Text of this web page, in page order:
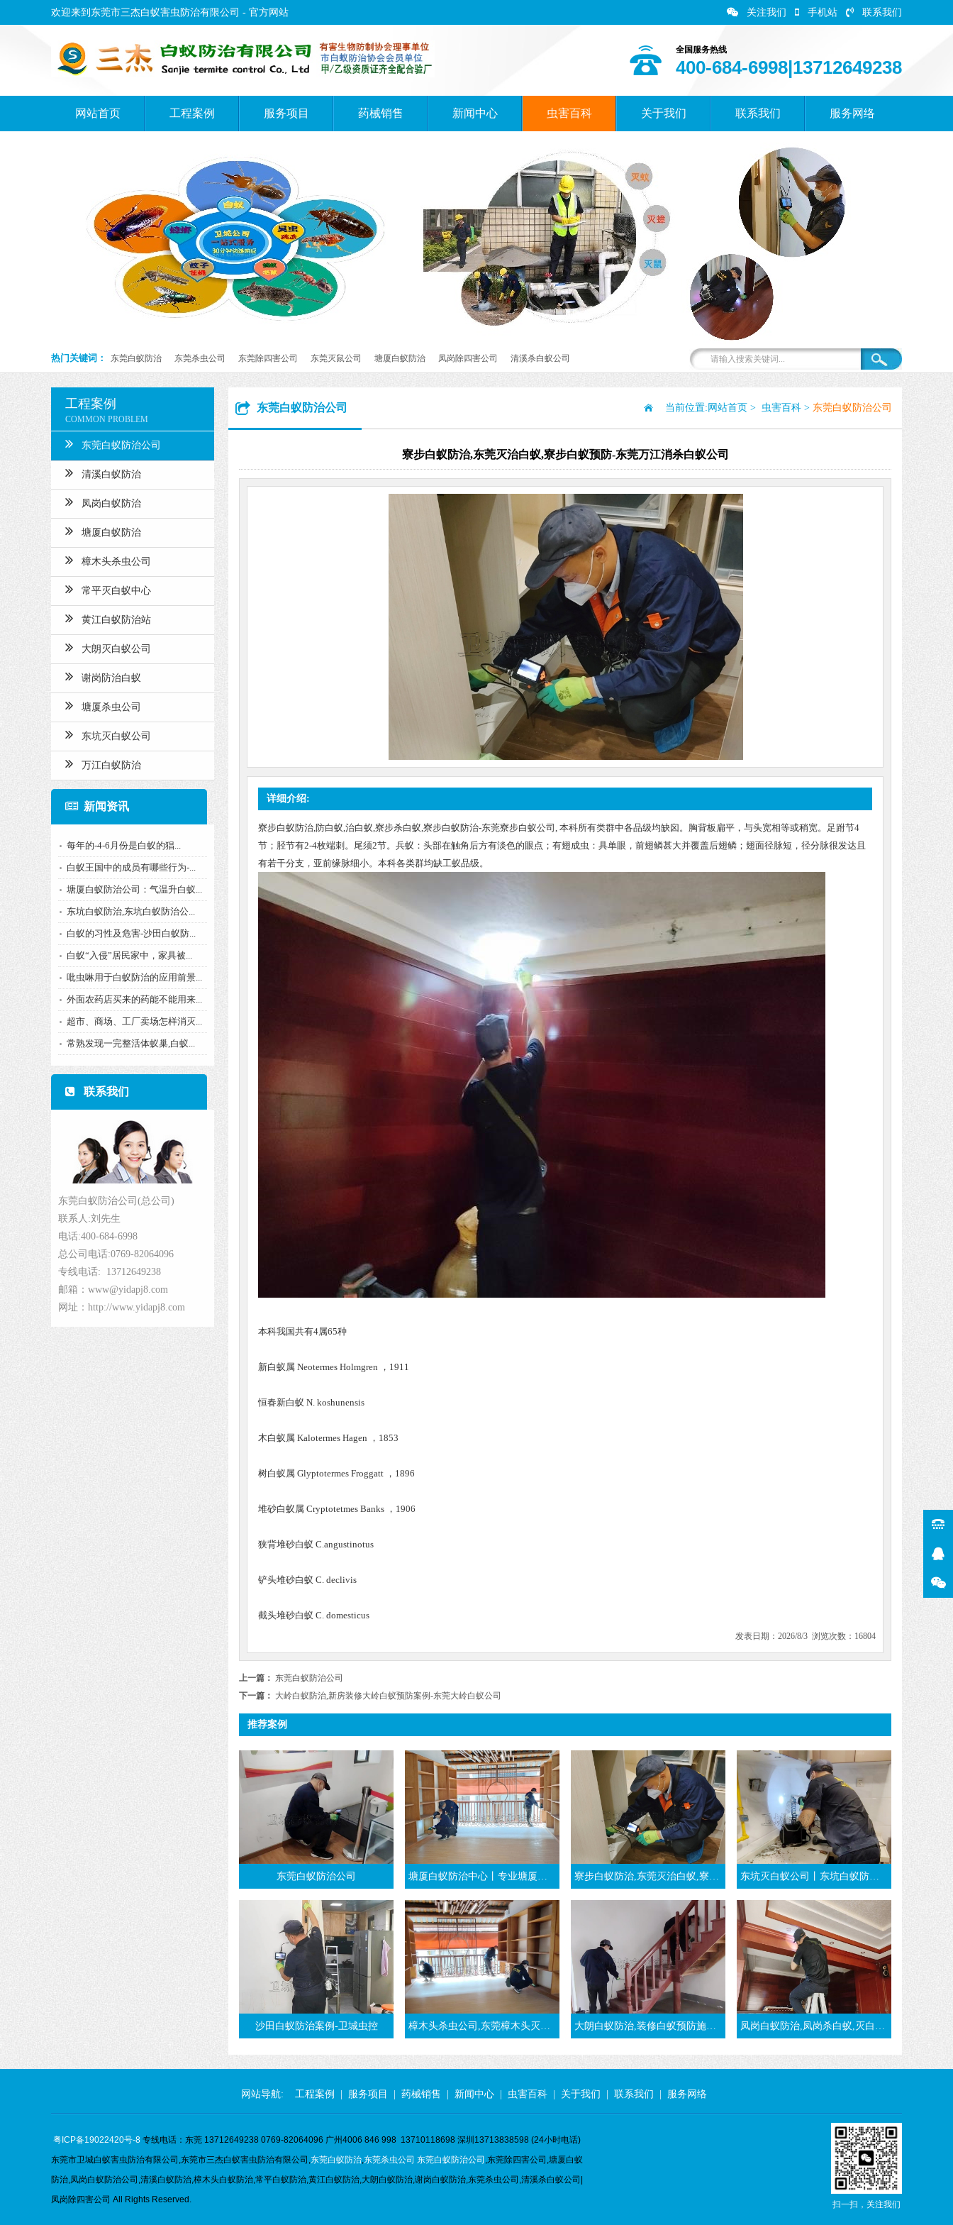
欢迎来到东莞市三杰白蚁害虫防治有限公司 - 官方网站 关注我们 手机站 联系我们
全国服务热线
400-684-6998|13712649238
网站首页 工程案例 服务项目 药械销售 新闻中心 虫害百科 关于我们 联系我们 服务网络
热门关键词： 东莞白蚁防治 东莞杀虫公司 东莞除四害公司 东莞灭鼠公司 塘厦白蚁防治 凤岗除四害公司 清溪杀白蚁公司
工程案例
COMMON PROBLEM
东莞白蚁防治公司
清溪白蚁防治
凤岗白蚁防治
塘厦白蚁防治
樟木头杀虫公司
常平灭白蚁中心
黄江白蚁防治站
大朗灭白蚁公司
谢岗防治白蚁
塘厦杀虫公司
东坑灭白蚁公司
万江白蚁防治
新闻资讯
每年的-4-6月份是白蚁的猖...
白蚁王国中的成员有哪些行为-...
塘厦白蚁防治公司：气温升白蚁...
东坑白蚁防治,东坑白蚁防治公...
白蚁的习性及危害-沙田白蚁防...
白蚁“入侵”居民家中，家具被...
吡虫啉用于白蚁防治的应用前景...
外面农药店买来的药能不能用来...
超市、商场、工厂卖场怎样消灭...
常熟发现一完整活体蚁巢,白蚁...
联系我们
东莞白蚁防治公司(总公司)
联系人:刘先生
电话:400-684-6998
总公司电话:0769-82064096
专线电话: 13712649238
邮箱：www@yidapj8.com
网址：http://www.yidapj8.com
东莞白蚁防治公司 当前位置: 网站首页 > 虫害百科 > 东莞白蚁防治公司
寮步白蚁防治,东莞灭治白蚁,寮步白蚁预防-东莞万江消杀白蚁公司
详细介绍:
寮步白蚁防治,防白蚁,治白蚁,寮步杀白蚁,寮步白蚁防治-东莞寮步白蚁公司, 本科所有类群中各品级均缺囟。胸背板扁平，与头宽相等或稍宽。足跗节4
节；胫节有2-4枚端刺。尾须2节。兵蚁：头部在触角后方有淡色的眼点；有翅成虫：具单眼，前翅鳞甚大并覆盖后翅鳞；翅面径脉短，径分脉很发达且
有若干分支，亚前缘脉细小。本科各类群均缺工蚁品级。
本科我国共有4属65种
新白蚁属 Neotermes Holmgren ，1911
恒春新白蚁 N. koshunensis
木白蚁属 Kalotermes Hagen ，1853
树白蚁属 Glyptotermes Froggatt ，1896
堆砂白蚁属 Cryptotetmes Banks ，1906
狭背堆砂白蚁 C.angustinotus
铲头堆砂白蚁 C. declivis
截头堆砂白蚁 C. domesticus
发表日期：2026/8/3 浏览次数：16804
上一篇： 东莞白蚁防治公司
下一篇： 大岭白蚁防治,新房装修大岭白蚁预防案例-东莞大岭白蚁公司
推荐案例
东莞白蚁防治公司 塘厦白蚁防治中心丨专业塘厦杀白蚁团队丨东莞塘厦灭白蚁公司 寮步白蚁防治,东莞灭治白蚁,寮步白蚁预防-东莞万江消杀白蚁公司 东坑灭白蚁公司丨东坑白蚁防治丨装修时东莞东坑白蚁预防工程
沙田白蚁防治案例-卫城虫控 樟木头杀虫公司,东莞樟木头灭白蚁,推荐樟木头白蚁防治公司 大朗白蚁防治,装修白蚁预防施工方法-东莞大朗灭白蚁公司 凤岗白蚁防治,凤岗杀白蚁,灭白蚁,治白蚁,凤岗白蚁预防-东莞凤岗白蚁公司
网站导航: 工程案例 服务项目 药械销售 新闻中心 虫害百科 关于我们 联系我们 服务网络
粤ICP备19022420号-8 专线电话：东莞 13712649238 0769-82064096 广州4006 846 998 13710118698 深圳13713838598 (24小时电话)
东莞市卫城白蚁害虫防治有限公司,东莞市三杰白蚁害虫防治有限公司,东莞白蚁防治,东莞杀虫公司 东莞白蚁防治公司 ,东莞除四害公司,塘厦白蚁
防治,凤岗白蚁防治公司,清溪白蚁防治,樟木头白蚁防治,常平白蚁防治,黄江白蚁防治,大朗白蚁防治,谢岗白蚁防治,东莞杀虫公司,清溪杀白蚁公司|
凤岗除四害公司 All Rights Reserved.
扫一扫，关注我们